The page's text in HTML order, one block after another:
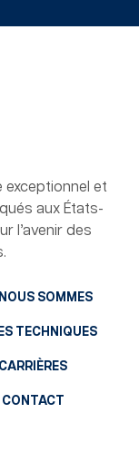
exceptionnel et
aux États-
l’avenir des
SOMMES
TECHNIQUES
CARRIÈRES
CONTACT